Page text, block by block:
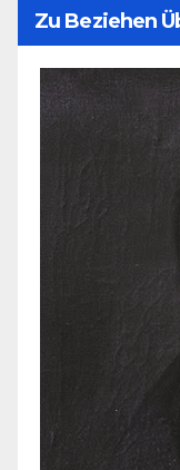
Zu Beziehen